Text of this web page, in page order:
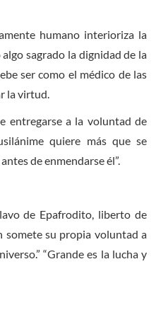
humano interioriza la
sagrado la dignidad de la
ser como el médico de las
la virtud.
entregarse a la voluntad de
quiere más que se
de enmendarse él”.
de Epafrodito, liberto de
somete su propia voluntad a
“Grande es la lucha y